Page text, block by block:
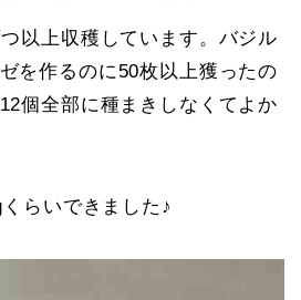
以上収穫しています。バジル
を作るのに50枚以上獲ったの
個全部に種まきしなくてよか
らいできました♪